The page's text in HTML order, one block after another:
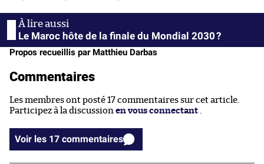
Le Maroc hôte de la finale du Mondial 2030 ?
Propos recueillis par Matthieu Darbas
Commentaires
Les membres ont posté 17 commentaires sur cet article.
Participez à la discussion en vous connectant
Voir les 17 commentaires